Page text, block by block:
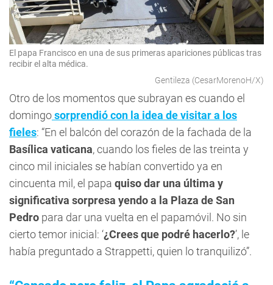
El papa Francisco en una de sus primeras apariciones públicas tras
recibir el alta médica.
Gentileza (CesarMorenoH/X)
Otro de los momentos que subrayan es cuando el
domingosorprendió con la idea de visitar a los
fieles: “En el balcón del corazón de la fachada de la
Basílica vaticana, cuando los fieles de las treinta y
cinco mil iniciales se habían convertido ya en
cincuenta mil, el papa quiso dar una última y
significativa sorpresa yendo a la Plaza de San
Pedro para dar una vuelta en el papamóvil. No sin
cierto temor inicial: ‘¿Crees que podré hacerlo?’, le
había preguntado a Strappetti, quien lo tranquilizó”.